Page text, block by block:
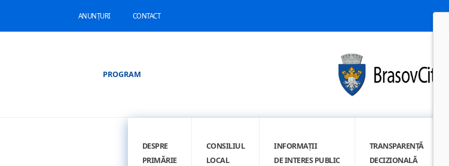
ANUNȚURI CONTACT
PROGRAM
DESPRE
PRIMĂRIE
CONSILIUL
LOCAL
INFORMAȚII
DE INTERES PUBLIC
TRANSPARENȚĂ
DECIZIONALĂ